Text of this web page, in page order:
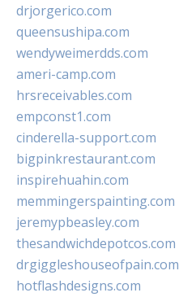
drjorgerico.com
queensushipa.com
wendyweimerdds.com
ameri-camp.com
hrsreceivables.com
empconst1.com
cinderella-support.com
bigpinkrestaurant.com
inspirehuahin.com
memmingerspainting.com
jeremypbeasley.com
thesandwichdepotcos.com
drgiggleshouseofpain.com
hotflashdesigns.com